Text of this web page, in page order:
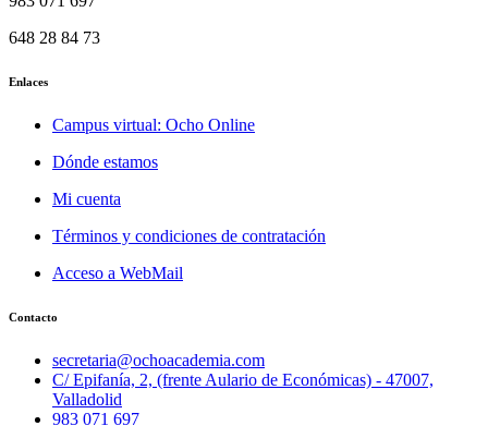
648 28 84 73
Enlaces
Campus virtual: Ocho Online
Dónde estamos
Mi cuenta
Términos y condiciones de contratación
Acceso a WebMail
Contacto
secretaria@ochoacademia.com
C/ Epifanía, 2, (frente Aulario de Económicas) - 47007,
Valladolid
983 071 697